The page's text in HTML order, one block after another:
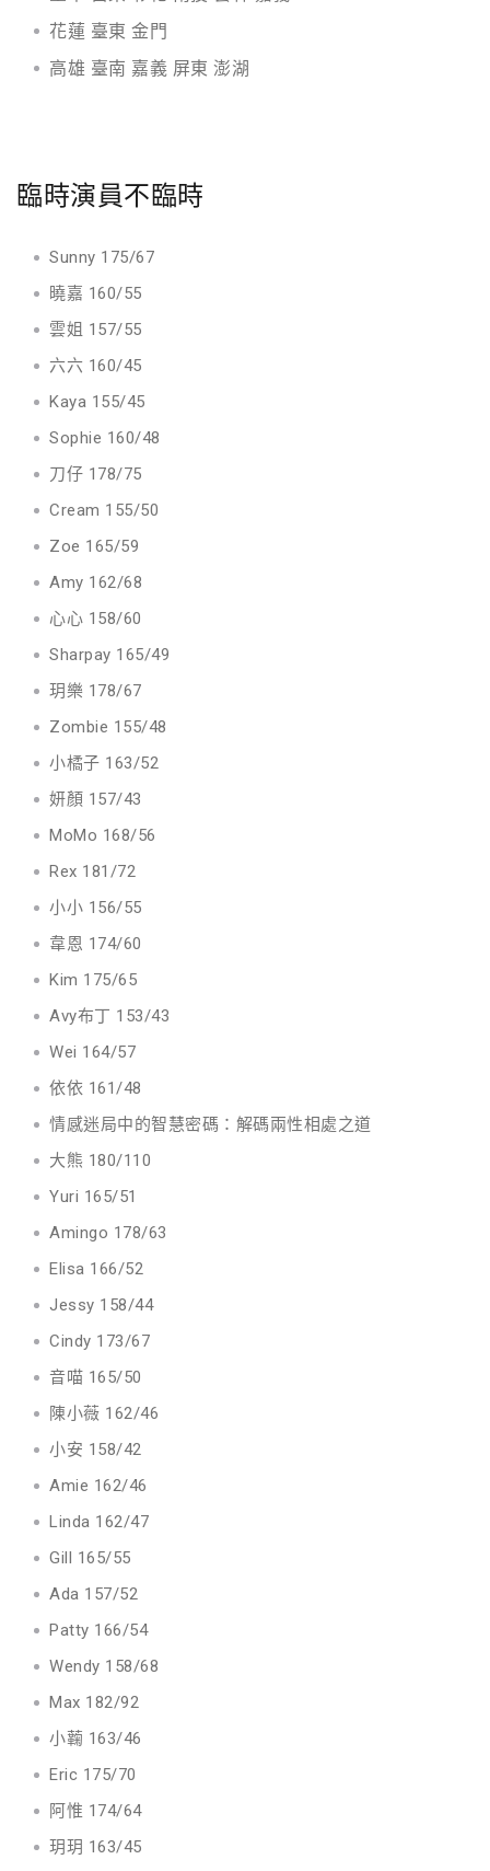
花蓮 臺東 金門
高雄 臺南 嘉義 屏東 澎湖
臨時演員不臨時
Sunny 175/67
曉嘉 160/55
雲姐 157/55
六六 160/45
Kaya 155/45
Sophie 160/48
刀仔 178/75
Cream 155/50
Zoe 165/59
Amy 162/68
心心 158/60
Sharpay 165/49
玥樂 178/67
Zombie 155/48
小橘子 163/52
妍顏 157/43
MoMo 168/56
Rex 181/72
小小 156/55
韋恩 174/60
Kim 175/65
Avy布丁 153/43
Wei 164/57
依依 161/48
情感迷局中的智慧密碼：解碼兩性相處之道
大熊 180/110
Yuri 165/51
Amingo 178/63
Elisa 166/52
Jessy 158/44
Cindy 173/67
音喵 165/50
陳小薇 162/46
小安 158/42
Amie 162/46
Linda 162/47
Gill 165/55
Ada 157/52
Patty 166/54
Wendy 158/68
Max 182/92
小蘜 163/46
Eric 175/70
阿惟 174/64
玥玥 163/45